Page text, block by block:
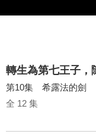
轉生為第七王子，
第10集 希露法的劍
全 12 集